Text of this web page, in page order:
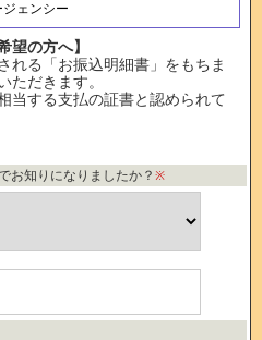
ジェンシー
望の方へ】
れる「お振込明細書」をもちま
ただきます。
当する支払の証書と認められて
お知りになりましたか？ ※